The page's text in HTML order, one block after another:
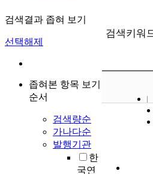
검색결과 좁혀 보기
선택해제
좁혀본 항목 보기
순서
검색량순
가나다순
발행기관
한
국연
검색키워